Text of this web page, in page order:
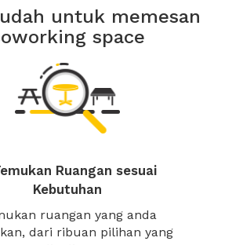
untuk memesan
space
Ruangan sesuai
Kebutuhan
ruangan yang anda
dari ribuan pilihan yang